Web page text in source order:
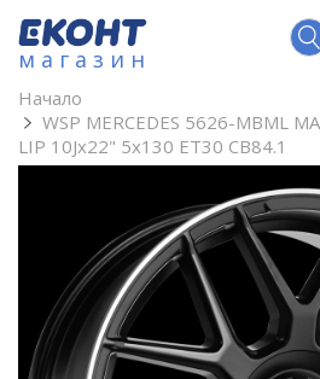
магазин
Начало
WSP MERCEDES 5626-MBML
LIP 10Jx22" 5x130 ET30 CB84.1